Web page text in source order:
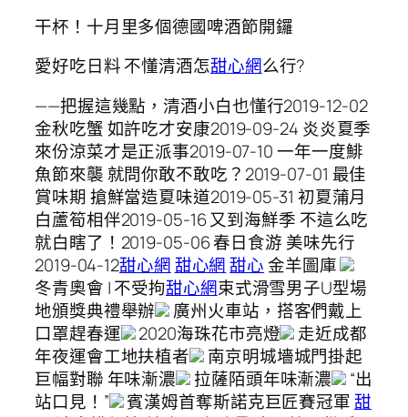
干杯！十月里多個德國啤酒節開鑼
愛好吃日料 不懂清酒怎甜心網么行?
——把握這幾點，清酒小白也懂行2019-12-02
金秋吃蟹 如許吃才安康2019-09-24 炎炎夏季
來份涼菜才是正派事2019-07-10 一年一度鯡
魚節來襲 就問你敢不敢吃？2019-07-01 最佳
賞味期 搶鮮當造夏味道2019-05-31 初夏蒲月
白蘆筍相伴2019-05-16 又到海鮮季 不這么吃
就白瞎了！2019-05-06 春日食游 美味先行
2019-04-12甜心網甜心網 甜心金羊圖庫
冬青奧會 | 不受拘甜心網束式滑雪男子U型場
地頒獎典禮舉辦
廣州火車站，搭客們戴上
口罩趕春運
2020海珠花市亮燈
走近成都
年夜運會工地扶植者
南京明城墻城門掛起
巨幅對聯 年味漸濃
拉薩陌頭年味漸濃
“出
站口見！”
賓漢姆首奪斯諾克巨匠賽冠軍甜